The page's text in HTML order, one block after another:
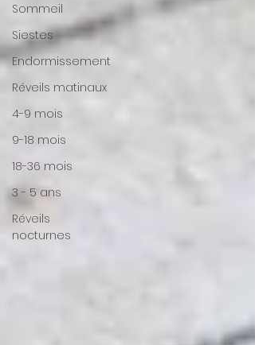
Sommeil
Siestes
Endormissement
Réveils matinaux
4-9 mois
9-18 mois
18-36 mois
3 - 5 ans
Réveils
nocturnes